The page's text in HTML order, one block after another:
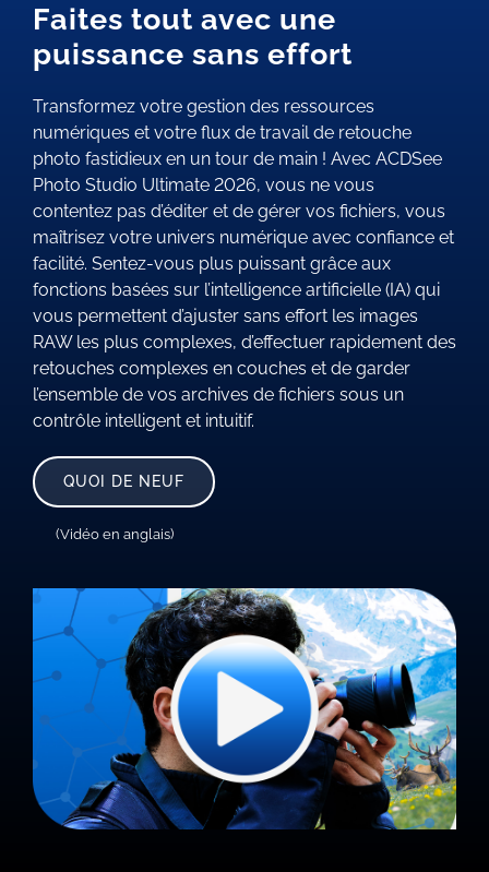
Faites tout avec une
puissance sans effort
Transformez votre gestion des ressources
numériques et votre flux de travail de retouche
photo fastidieux en un tour de main ! Avec ACDSee
Photo Studio Ultimate 2026, vous ne vous
contentez pas d’éditer et de gérer vos fichiers, vous
maîtrisez votre univers numérique avec confiance et
facilité. Sentez-vous plus puissant grâce aux
fonctions basées sur l’intelligence artificielle (IA) qui
vous permettent d’ajuster sans effort les images
RAW les plus complexes, d’effectuer rapidement des
retouches complexes en couches et de garder
l’ensemble de vos archives de fichiers sous un
contrôle intelligent et intuitif.
QUOI DE NEUF
(Vidéo en anglais)